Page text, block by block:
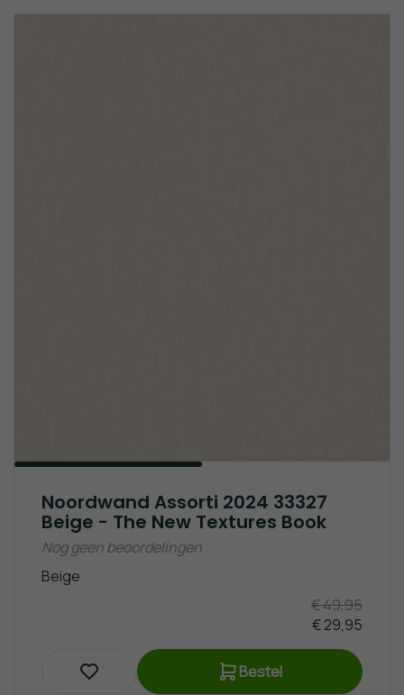
Noordwand Assorti 2024 33327
Beige - The New Textures Book
Nog geen beoordelingen
Beige
€ 49,95
€ 29,95
Bestel